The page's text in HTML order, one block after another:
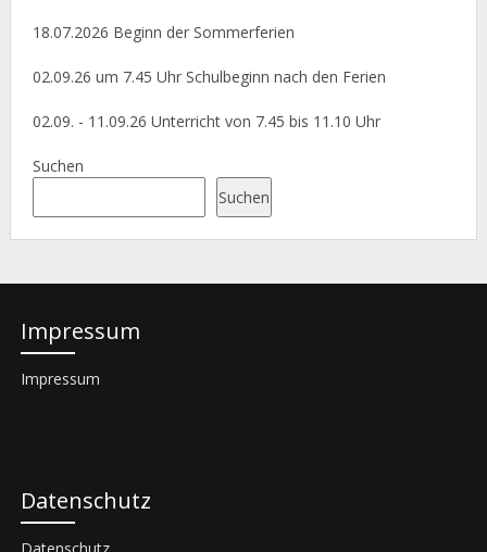
18.07.2026 Beginn der Sommerferien
02.09.26 um 7.45 Uhr Schulbeginn nach den Ferien
02.09. - 11.09.26 Unterricht von 7.45 bis 11.10 Uhr
Suchen
Suchen
Impressum
Impressum
Datenschutz